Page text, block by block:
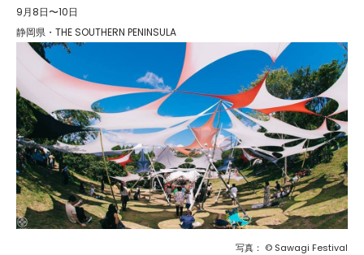
9月8日〜10日
静岡県・THE SOUTHERN PENINSULA
写真： © Sawagi Festival